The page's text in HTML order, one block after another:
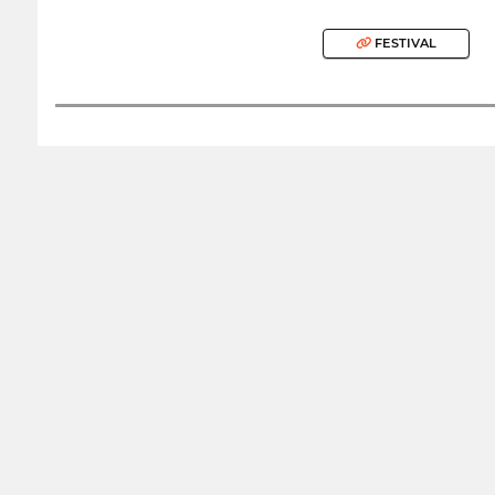
FESTIVAL